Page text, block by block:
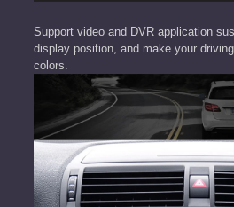
Support video and DVR application
display position, and make your
colors.